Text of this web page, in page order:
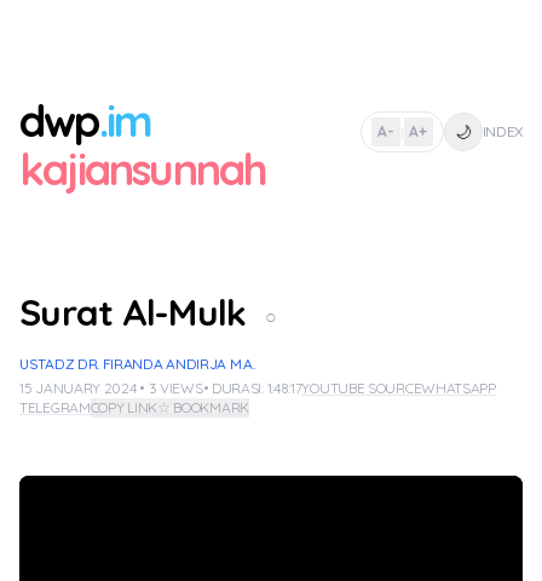
dwp.im
kajiansunnah
A- | A+ 🌙 INDEX
Surat Al-Mulk ○
USTADZ DR. FIRANDA ANDIRJA M.A.
15 JANUARY 2024 • 3 VIEWS• DURASI: 1:48:17YOUTUBE SOURCEWHATSAPP
TELEGRAMCOPY LINK☆ BOOKMARK